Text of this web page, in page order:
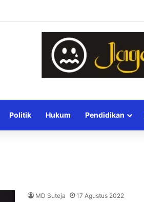
Politik Hukum Pendidikan
MD Suteja 17 Agustus 2022